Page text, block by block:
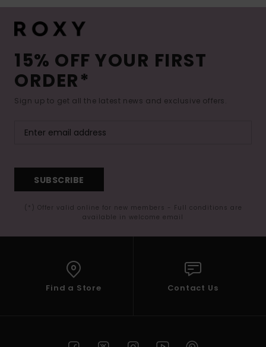
15% OFF YOUR FIRST
ORDER*
Sign up to get all the latest news and exclusive offers.
SUBSCRIBE
(*) Offer valid online for new members - Full conditions are
available in welcome email
Find a Store Contact Us